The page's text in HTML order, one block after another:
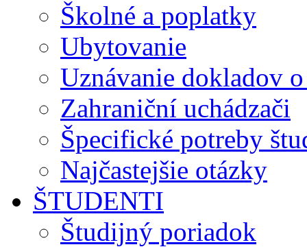
Školné a poplatky
Ubytovanie
Uznávanie dokladov
Zahraniční uchádzači
Špecifické potreby
Najčastejšie otázky
ŠTUDENTI
Študijný poriadok